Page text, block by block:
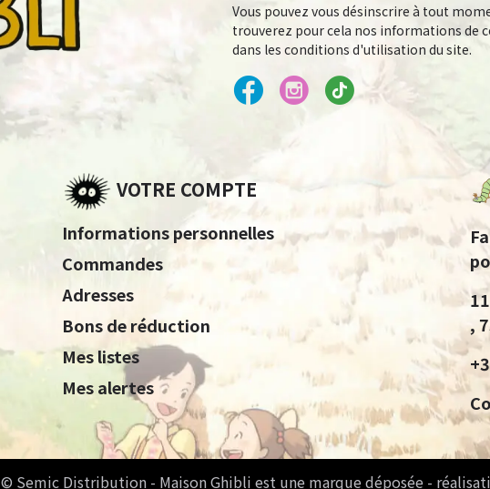
Vous pouvez vous désinscrire à tout
trouverez pour cela nos informations de
dans les conditions d'utilisation du site.
VOTRE COMPTE
Informations personnelles
Commandes
Adresses
Bons de réduction
Mes listes
Mes alertes
,
© Semic Distribution - Maison Ghibli est une marque déposée -